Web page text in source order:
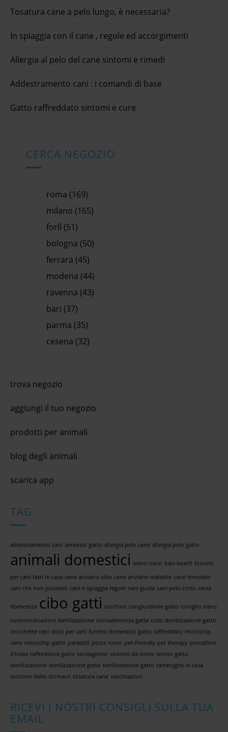
Tosatura cane a pelo lungo, è necessaria?
In spiaggia con il cane , regole ed accorgimenti
Allergia al pelo del cane sintomi e rimedi
Addestramento cani : i comandi di base
Gatto raffreddato sintomi e cure
CERCA NEGOZIO
roma (169)
milano (165)
forlì (51)
bologna (50)
ferrara (45)
modena (44)
ravenna (43)
bari (37)
parma (35)
cesena (32)
trova negozio
aggiungi il tuo negozio
prodotti per animali
blog degli animali
scarica app
TAG
addestramento cani aereosol gatto allergia pelo cane allergia pelo gatto
animali domestici asino nano bau-beach biscotti
per cani fatti in casa cane anziano cibo cane anziano malattie cane stressato
cani che non puzzano cani e spiaggia regole cani guida cani pelo corto cavia
domestica cibo gatti ciuchino congiuntivite gatto coniglio nano
controindicazioni sterilizzazione convalescenza gatta costi sterilizzazione gatto
crocchette cani dolci per cani furetto domestico gatto raffreddato microchip
cane microchip gatto parassiti pesce rosso pet-friendly pet therapy porcellino
d'india raffreddore gatto randagismo sintomi da stress sonno gatto
sterilizzazione sterilizzazione gatta sterilizzazione gatto tartarughe in casa
torsione dello stomaco tosatura cane vaccinazioni
RICEVI I NOSTRI CONSIGLI SULLA TUA
EMAIL